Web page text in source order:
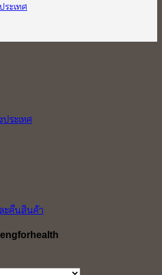
ระเทศ
ระเทศ
ะคืนสินค้า